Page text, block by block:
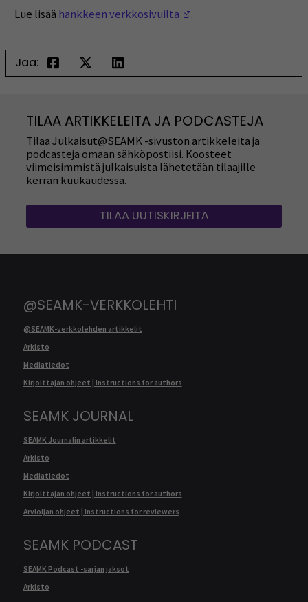
Lue lisää hankkeen verkkosivuilta (Opens in a new
.
Jaa:
TILAA ARTIKKELEITA JA PODCASTEJA
Tilaa Julkaisut@SEAMK -sivuston artikkeleita ja
podcasteja omaan sähköpostiisi. Koosteet
viimeisimmistä julkaisuista lähetetään tilaajille
kerran kuukaudessa.
TILAA UUTISKIRJEITÄ
@SEAMK-VERKKOLEHTI
@SEAMK-verkkolehden artikkelit
Arkisto
Mediatiedot
Kirjoittajan ohjeet | Instructions for authors
SEAMK JOURNAL
SEAMK Journalin artikkelit
Arkisto
Mediatiedot
Kirjoittajan ohjeet | Instructions for authors
Arvioijan ohjeet | Instructions for reviewers
SEAMK PODCAST
SEAMK Podcast -sarjan jaksot
Arkisto